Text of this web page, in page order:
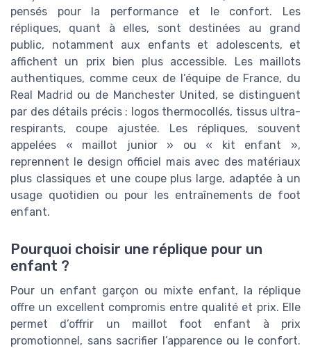
pensés pour la performance et le confort. Les
répliques, quant à elles, sont destinées au grand
public, notamment aux enfants et adolescents, et
affichent un prix bien plus accessible. Les maillots
authentiques, comme ceux de l’équipe de France, du
Real Madrid ou de Manchester United, se distinguent
par des détails précis : logos thermocollés, tissus ultra-
respirants, coupe ajustée. Les répliques, souvent
appelées « maillot junior » ou « kit enfant »,
reprennent le design officiel mais avec des matériaux
plus classiques et une coupe plus large, adaptée à un
usage quotidien ou pour les entraînements de foot
enfant.
Pourquoi choisir une réplique pour un
enfant ?
Pour un enfant garçon ou mixte enfant, la réplique
offre un excellent compromis entre qualité et prix. Elle
permet d’offrir un maillot foot enfant à prix
promotionnel, sans sacrifier l’apparence ou le confort.